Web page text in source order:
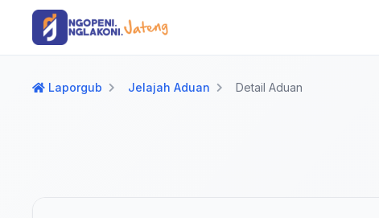
Langsung ke konten utama
Langsung ke navigasi
Laporgub Jelajah Aduan Detail Aduan